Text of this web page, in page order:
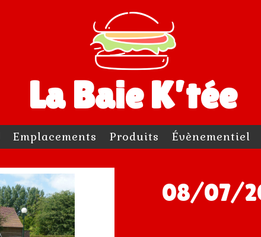
La Baie K’tée
Emplacements Produits Évènementiel
08/07/